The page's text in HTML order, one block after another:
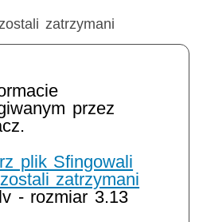
zatrzymani
przez
plik Sfingowali
zatrzymani
- rozmiar 3.13